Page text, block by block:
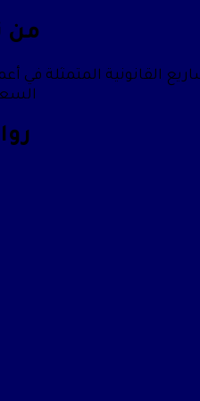
من
القانونية المتمثلة في